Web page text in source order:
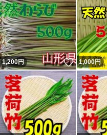
1,200円 いいね！
1,000円